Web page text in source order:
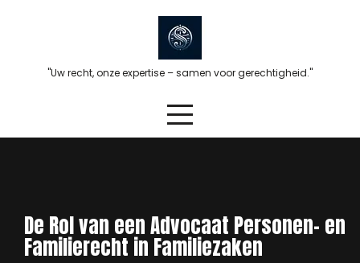
"Uw recht, onze expertise – samen voor gerechtigheid."
De Rol van een Advocaat Personen- en
Familierecht in Familiezaken